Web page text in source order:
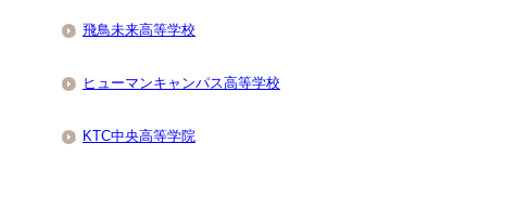
飛鳥未来高等学校
ヒューマンキャンパス高等学校
KTC中央高等学院